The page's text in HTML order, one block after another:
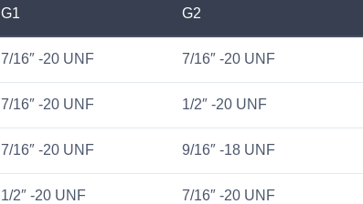
G1 G2
7/16″ -20 UNF 7/16″ -20 UNF
7/16″ -20 UNF 1/2″ -20 UNF
7/16″ -20 UNF 9/16″ -18 UNF
1/2″ -20 UNF 7/16″ -20 UNF